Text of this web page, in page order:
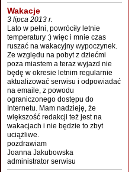
Wakacje
3 lipca 2013 r.
Lato w pełni, powróciły letnie
temperatury :) więc i mnie czas
ruszać na wakacyjny wypoczynek.
Ze względu na pobyt z dziećmi
poza miastem a teraz wyjazd nie
będę w okresie letnim regularnie
aktualizować serwisu i odpowiadać
na emaile, z powodu
ograniczonego dostępu do
Internetu. Mam nadzieję, że
większość redakcji też jest na
wakacjach i nie będzie to zbyt
uciążliwe.
pozdrawiam
Joanna Jakubowska
administrator serwisu